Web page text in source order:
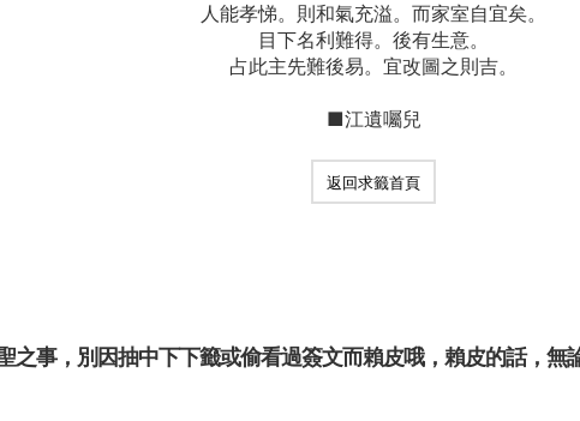
人能孝悌。則和氣充溢。而家室自宜矣。
目下名利難得。後有生意。
占此主先難後易。宜改圖之則吉。
■江遺囑兒
返回求籤首頁
之事，別因抽中下下籤或偷看過簽文而賴皮哦，賴皮的話，無